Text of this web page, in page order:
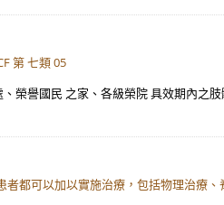
第 七類 05
榮譽國民 之家、各級榮院 具效期內之
都可以加以實施治療，包括物理治療